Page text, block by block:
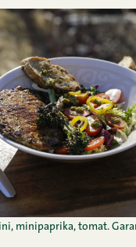
minipaprika, tomat.